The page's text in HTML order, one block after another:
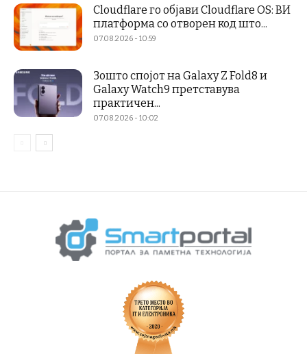
Cloudflare го објави Cloudflare OS: ВИ
платформа со отворен код што...
07.08.2026 - 10:59
Зошто спојот на Galaxy Z Fold8 и
Galaxy Watch9 претставува
практичен...
07.08.2026 - 10:02